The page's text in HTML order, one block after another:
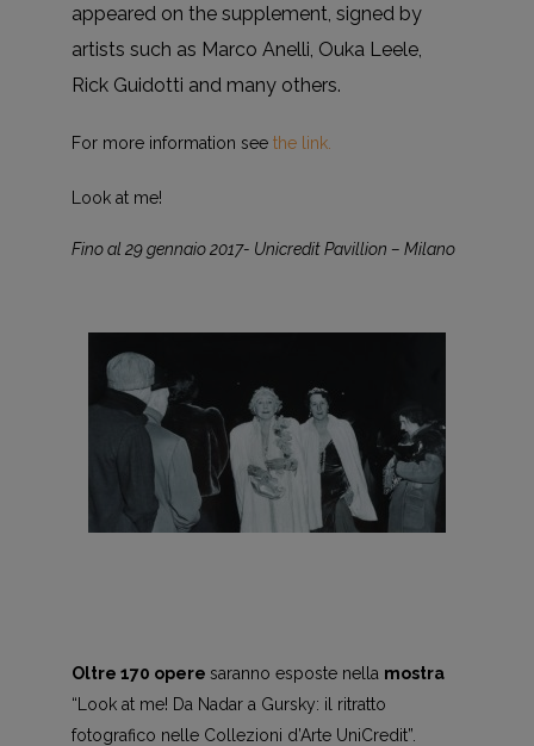
appeared on the supplement, signed by
artists such as Marco Anelli, Ouka Leele,
Rick Guidotti and many others.
For more information see the link.
Look at me!
Fino al 29 gennaio 2017- Unicredit Pavillion – Milano
Oltre 170 opere saranno esposte nella mostra
“Look at me! Da Nadar a Gursky: il ritratto
fotografico nelle Collezioni d’Arte UniCredit”.